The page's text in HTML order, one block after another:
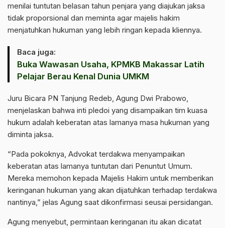
menilai tuntutan belasan tahun penjara yang diajukan jaksa
tidak proporsional dan meminta agar majelis hakim
menjatuhkan hukuman yang lebih ringan kepada kliennya.
Baca juga:
Buka Wawasan Usaha, KPMKB Makassar Latih
Pelajar Berau Kenal Dunia UMKM
Juru Bicara PN Tanjung Redeb, Agung Dwi Prabowo,
menjelaskan bahwa inti pledoi yang disampaikan tim kuasa
hukum adalah keberatan atas lamanya masa hukuman yang
diminta jaksa.
“Pada pokoknya, Advokat terdakwa menyampaikan
keberatan atas lamanya tuntutan dari Penuntut Umum.
Mereka memohon kepada Majelis Hakim untuk memberikan
keringanan hukuman yang akan dijatuhkan terhadap terdakwa
nantinya,” jelas Agung saat dikonfirmasi seusai persidangan.
Agung menyebut, permintaan keringanan itu akan dicatat